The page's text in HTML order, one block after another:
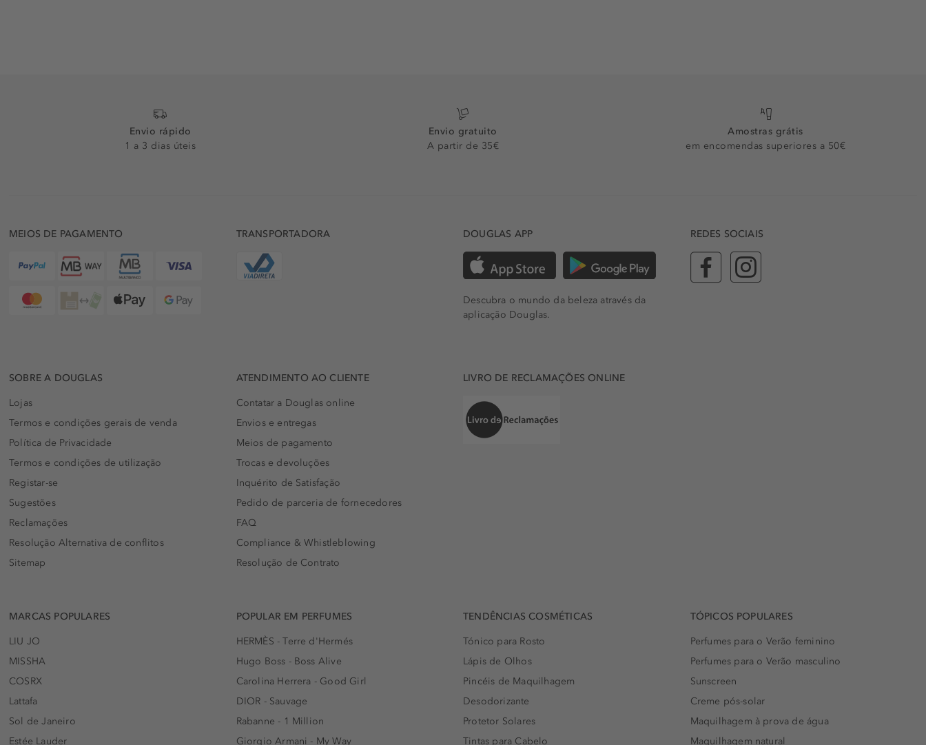
Envio rápido
1 a 3 dias úteis
Envio gratuito
A partir de 35€
Amostras grátis
em encomendas superiores a 50€
MEIOS DE PAGAMENTO TRANSPORTADORA DOUGLAS APP
Descubra o mundo da beleza através da
aplicação Douglas.
REDES SOCIAIS
SOBRE A DOUGLAS
Lojas
Termos e condições gerais de venda
Política de Privacidade
Termos e condições de utilização
Registar-se
Sugestões
Reclamações
Resolução Alternativa de conflitos
Sitemap
ATENDIMENTO AO CLIENTE
Contatar a Douglas online
Envios e entregas
Meios de pagamento
Trocas e devoluções
Inquérito de Satisfação
Pedido de parceria de fornecedores
FAQ
Compliance & Whistleblowing
Resolução de Contrato
LIVRO DE RECLAMAÇÕES ONLINE
MARCAS POPULARES
LIU JO
MISSHA
COSRX
Lattafa
Sol de Janeiro
Estée Lauder
POPULAR EM PERFUMES
HERMÈS - Terre d'Hermés
Hugo Boss - Boss Alive
Carolina Herrera - Good Girl
DIOR - Sauvage
Rabanne - 1 Million
Giorgio Armani - My Way
TENDÊNCIAS COSMÉTICAS
Tónico para Rosto
Lápis de Olhos
Pincéis de Maquilhagem
Desodorizante
Protetor Solares
Tintas para Cabelo
TÓPICOS POPULARES
Perfumes para o Verão feminino
Perfumes para o Verão masculino
Sunscreen
Creme pós-solar
Maquilhagem à prova de água
Maquilhagem natural